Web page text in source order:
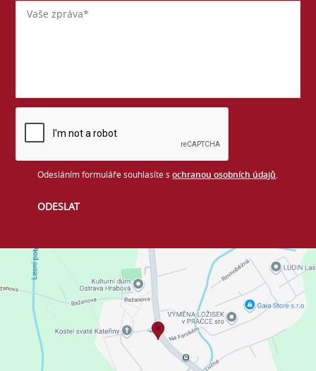
Odesláním formuláře souhlasíte sochranou osobních údajů